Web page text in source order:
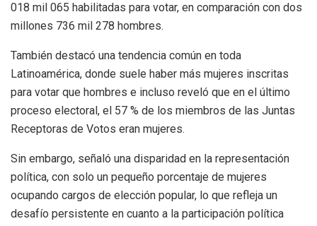
018 mil 065 habilitadas para votar, en comparación con dos
millones 736 mil 278 hombres.
También destacó una tendencia común en toda
Latinoamérica, donde suele haber más mujeres inscritas
para votar que hombres e incluso reveló que en el último
proceso electoral, el 57 % de los miembros de las Juntas
Receptoras de Votos eran mujeres.
Sin embargo, señaló una disparidad en la representación
política, con solo un pequeño porcentaje de mujeres
ocupando cargos de elección popular, lo que refleja un
desafío persistente en cuanto a la participación política